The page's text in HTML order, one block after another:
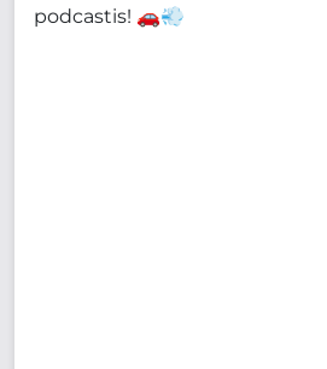
podcastis! 🚗💨